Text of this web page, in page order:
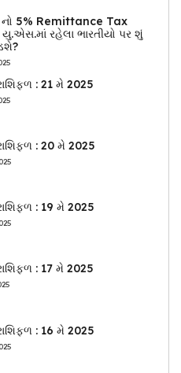
5% Remittance Tax
યુ.એસ.માં રહેલા ભારતીયો પર શું
: 21 મે 2025
: 20 મે 2025
: 19 મે 2025
: 17 મે 2025
: 16 મે 2025